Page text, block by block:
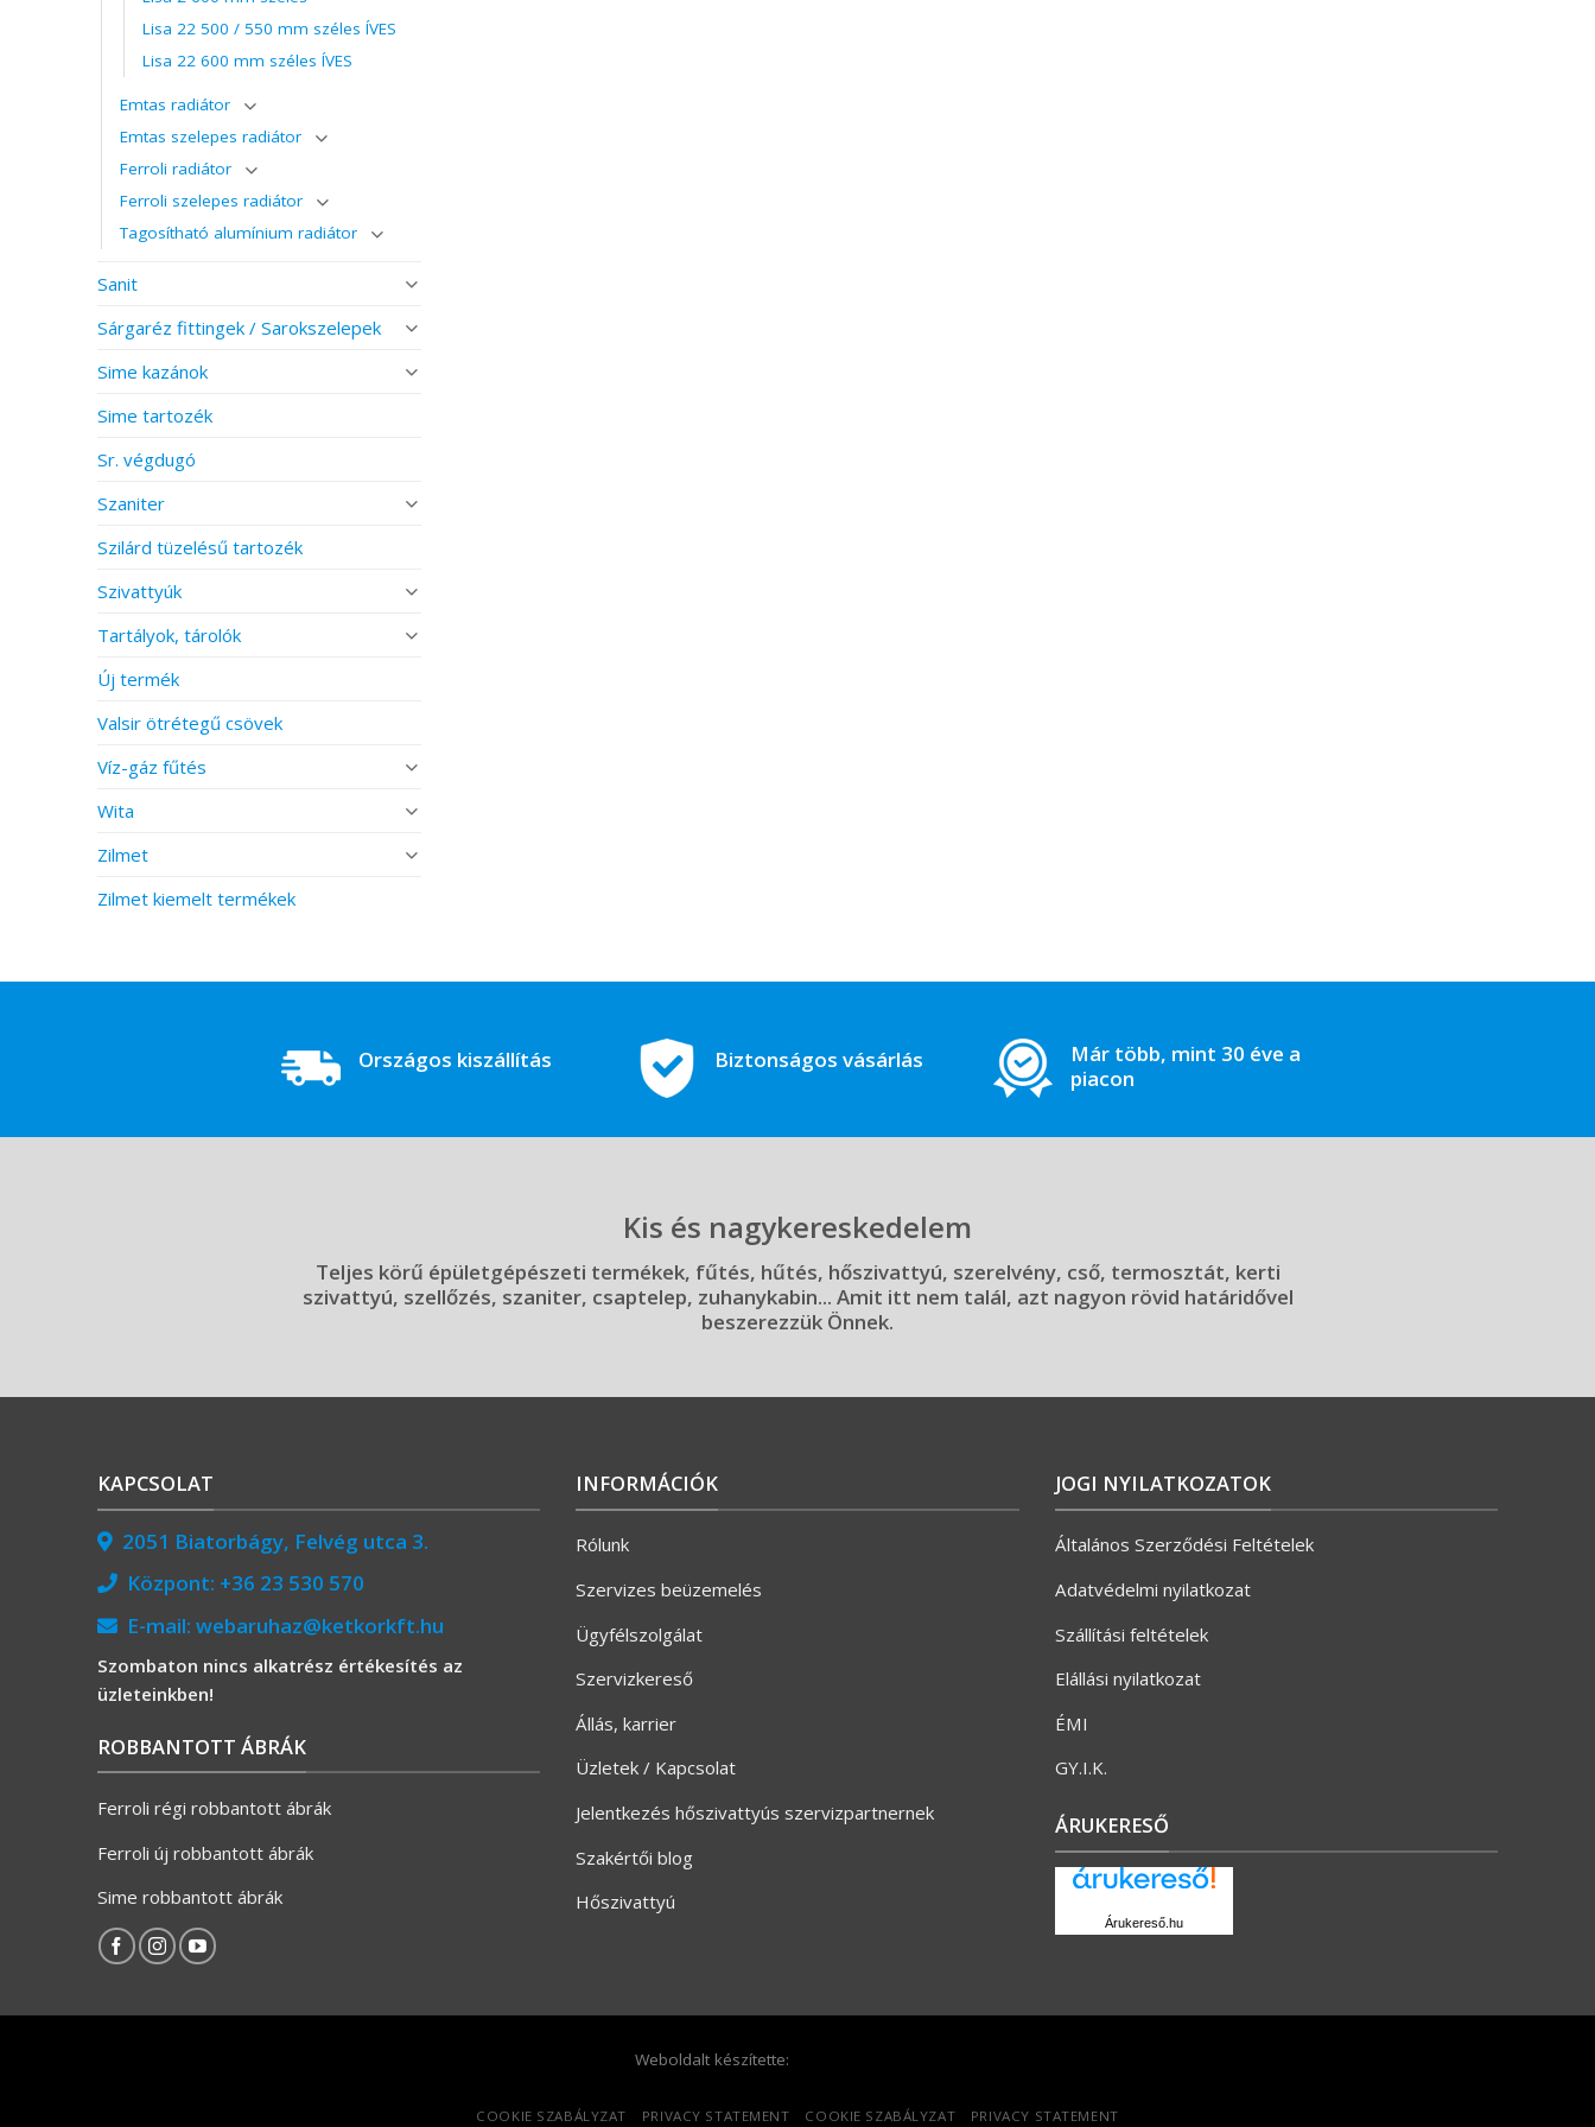
Lisa 22 500 / 550 mm széles ÍVES
Lisa 22 600 mm széles ÍVES
Emtas radiátor
Emtas szelepes radiátor
Ferroli radiátor
Ferroli szelepes radiátor
Tagosítható alumínium radiátor
Sanit
Sárgaréz fittingek / Sarokszelepek
Sime kazánok
Sime tartozék
Sr. végdugó
Szaniter
Szilárd tüzelésű tartozék
Szivattyúk
Tartályok, tárolók
Új termék
Valsir ötrétegű csövek
Víz-gáz fűtés
Wita
Zilmet
Zilmet kiemelt termékek
Országos kiszállítás Biztonságos vásárlás
Már több, mint 30 éve a
piacon
Kis és nagykereskedelem
Teljes körű épületgépészeti termékek, fűtés, hűtés, hőszivattyú, szerelvény, cső, termosztát, kerti
szivattyú, szellőzés, szaniter, csaptelep, zuhanykabin... Amit itt nem talál, azt nagyon rövid határidővel
beszerezzük Önnek.
KAPCSOLAT
2051 Biatorbágy, Felvég utca 3.
Központ: +36 23 530 570
E-mail: webaruhaz@ketkorkft.hu
Szombaton nincs alkatrész értékesítés az
üzleteinkben!
ROBBANTOTT ÁBRÁK
Ferroli régi robbantott ábrák
Ferroli új robbantott ábrák
Sime robbantott ábrák
INFORMÁCIÓK
Rólunk
Szervizes beüzemelés
Ügyfélszolgálat
Szervizkereső
Állás, karrier
Üzletek / Kapcsolat
Jelentkezés hőszivattyús szervizpartnernek
Szakértői blog
Hőszivattyú
JOGI NYILATKOZATOK
Általános Szerződési Feltételek
Adatvédelmi nyilatkozat
Szállítási feltételek
Elállási nyilatkozat
ÉMI
GY.I.K.
ÁRUKERESŐ
Árukereső.hu
Weboldalt készítette:
COOKIE SZABÁLYZAT PRIVACY STATEMENT COOKIE SZABÁLYZAT PRIVACY STATEMENT